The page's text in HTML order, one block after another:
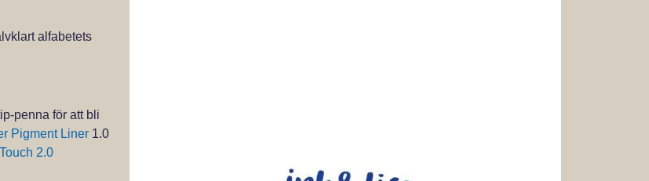
alfabetets
penna för att bli
Pigment Liner 1.0
2.0